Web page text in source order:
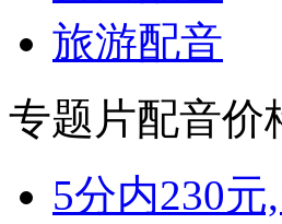
旅游配音
专题片配音价
5分内230元